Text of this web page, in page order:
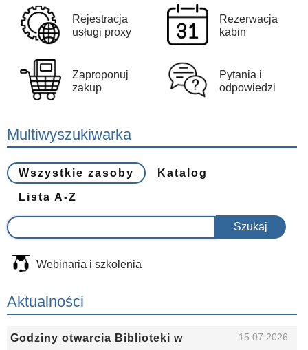
Rejestracja
usługi proxy
Rezerwacja
kabin
Zaproponuj
zakup
Pytania i
odpowiedzi
Multiwyszukiwarka
Wszystkie zasoby Katalog
Lista A-Z
Webinaria i szkolenia
Aktualności
Godziny otwarcia Biblioteki w
15.07.2026